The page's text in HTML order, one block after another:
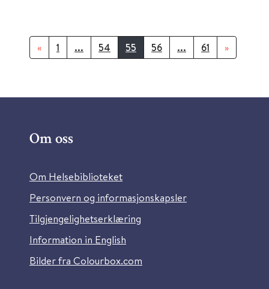
« 1 ... 54 55 56 ... 61 »
Om oss
Om Helsebiblioteket
Personvern og informasjonskapsler
Tilgjengelighetserklæring
Information in English
Bilder fra Colourbox.com